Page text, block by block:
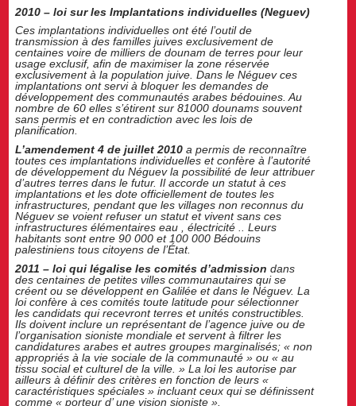
2010 – loi sur les Implantations individuelles (Neguev)
Ces implantations individuelles ont été l’outil de
transmission à des familles juives exclusivement de
centaines voire de milliers de dounam de terres pour leur
usage exclusif, afin de maximiser la zone réservée
exclusivement à la population juive. Dans le Néguev ces
implantations ont servi à bloquer les demandes de
développement des communautés arabes bédouines. Au
nombre de 60 elles s’étirent sur 81000 dounams souvent
sans permis et en contradiction avec les lois de
planification.
L’amendement 4 de juillet 2010 a permis de reconnaître
toutes ces implantations individuelles et confère à l’autorité
de développement du Néguev la possibilité de leur attribuer
d’autres terres dans le futur. Il accorde un statut à ces
implantations et les dote officiellement de toutes les
infrastructures, pendant que les villages non reconnus du
Néguev se voient refuser un statut et vivent sans ces
infrastructures élémentaires eau , électricité .. Leurs
habitants sont entre 90 000 et 100 000 Bédouins
palestiniens tous citoyens de l’État.
2011 – loi qui légalise les comités d’admissiondans
des centaines de petites villes communautaires qui se
créent ou se développent en Galilée et dans le Néguev. La
loi confère à ces comités toute latitude pour sélectionner
les candidats qui recevront terres et unités constructibles.
Ils doivent inclure un représentant de l’agence juive ou de
l’organisation sioniste mondiale et servent à filtrer les
candidatures arabes et autres groupes marginalisés; « non
appropriés à la vie sociale de la communauté » ou « au
tissu social et culturel de la ville. » La loi les autorise par
ailleurs à définir des critères en fonction de leurs «
caractéristiques spéciales » incluant ceux qui se définissent
comme « porteur d’ une vision sioniste ».